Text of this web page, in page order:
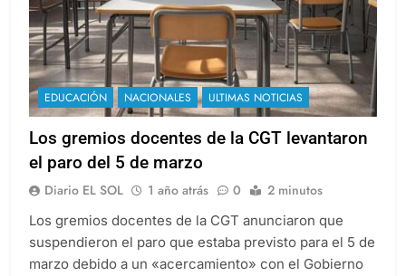
EDUCACIÓN NACIONALES ULTIMAS NOTICIAS
Los gremios docentes de la CGT levantaron
el paro del 5 de marzo
Diario EL SOL 1 año atrás 0 2 minutos
Los gremios docentes de la CGT anunciaron que
suspendieron el paro que estaba previsto para el 5 de
marzo debido a un «acercamiento» con el Gobierno